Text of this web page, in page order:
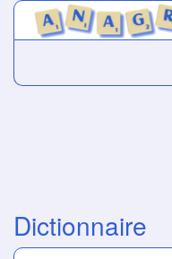
Dictionnaire